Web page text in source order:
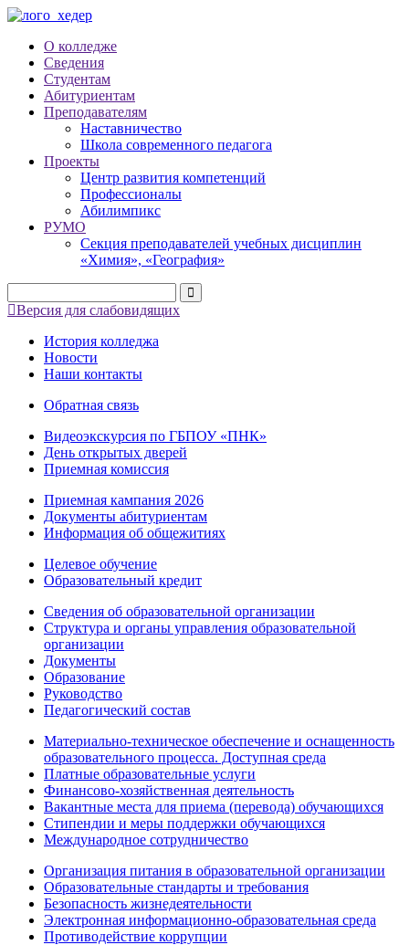
О колледже
Сведения
Студентам
Абитуриентам
Преподавателям
Наставничество
Школа современного педагога
Проекты
Центр развития компетенций
Профессионалы
Абилимпикс
РУМО
Секция преподавателей учебных дисциплин
«Химия», «География»
Версия для слабовидящих
История колледжа
Новости
Наши контакты
Обратная связь
Видеоэкскурсия по ГБПОУ «ПНК»
День открытых дверей
Приемная комиссия
Приемная кампания 2026
Дoкументы абитуриентам
Информация об общежитиях
Целевое обучение
Образовательный кредит
Сведения об образовательной организации
Структура и органы управления образовательной
организации
Документы
Образование
Руководство
Педагогический состав
Материально-техническое обеспечение и оснащенность
образовательного процесса. Доступная среда
Платные образовательные услуги
Финансово-хозяйственная деятельность
Вакантные места для приема (перевода) обучающихся
Стипендии и меры поддержки обучающихся
Международное сотрудничество
Организация питания в образовательной организации
Образовательные стандарты и требования
Безопасность жизнедеятельности
Электронная информационно-образовательная среда
Противодействие коррупции